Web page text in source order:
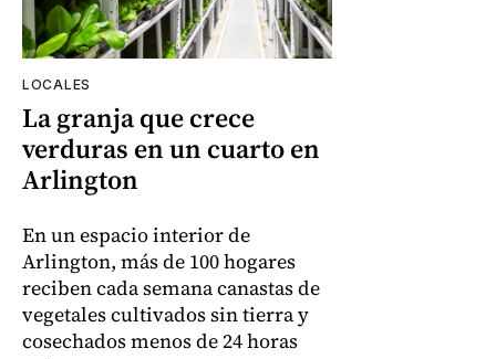
LOCALES
La granja que crece
verduras en un cuarto en
Arlington
En un espacio interior de
Arlington, más de 100 hogares
reciben cada semana canastas de
vegetales cultivados sin tierra y
cosechados menos de 24 horas